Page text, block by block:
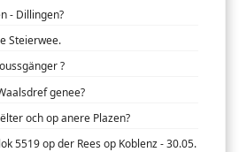
- Dillingen?
Steierwee.
?
genee?
och op anere Plazen?
5519 op der Rees op Koblenz - 30.05.